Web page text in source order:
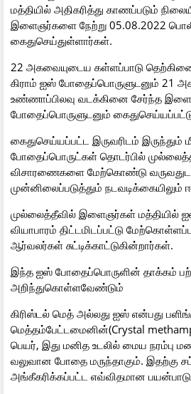
மத்தியில் அதிகரித்து காணப்படும்
இளைஞர்களை நேற்று 05.08.2022
கைதுசெய்துள்ளார்கள்.
22 அகவையுடைய கள்ளப்பாடு
கிராம் ஐஸ் போதைப்பொருளுடனும் 21
உண்ணாப்பிலவு வடக்கினை சேர்ந்த
போதைப்பொருளுடனும்
கைதுசெய்யப்பட்ட இருவரிடம் இருந்தும்
போதைப்பொருட்கள் தொடர்பில்
விசாரணைகளை மேற்கொண்டு
முன்னிலைப்படுத்தும் நடவடிக்கையிலும்
முல்லைத்தீவில் இளைஞர்கள் மத்தியில்
வியாபாரம் திட்டமிடப்பட்டு
ஆர்வலர்கள் சுட்டிக்காட்டுகின்றார்கள்.
இந்த ஐஸ் போதைப்பொருளின் தாக்கம்
அறிந்துகொள்ளவேண்டும்
கிரிஸ்டல் மெத் அல்லது ஐஸ் என்பது
மெத்தம்பேட்டமைனின்(Crystal
பெயர், இது மனித உடலில் மைய நரம்பு
வலுவான போதை மருந்தாகும். இதற்கு
அங்கீகரிக்கப்பட்ட எவ்விதமான